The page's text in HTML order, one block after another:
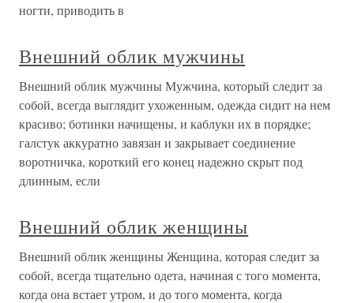
ногти, приводить в
Внешний облик мужчины
Внешний облик мужчины Мужчина, который следит за
собой, всегда выглядит ухоженным, одежда сидит на нем
красиво; ботинки начищены, и каблуки их в порядке;
галстук аккуратно завязан и закрывает соединение
воротничка, короткий его конец надежно скрыт под
длинным, если
Внешний облик женщины
Внешний облик женщины Женщина, которая следит за
собой, всегда тщательно одета, начиная с того момента,
когда она встает утром, и до того момента, когда